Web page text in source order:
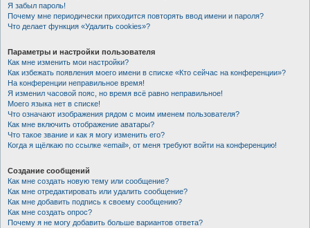
Я забыл пароль!
Почему мне периодически приходится повторять ввод имени и пароля?
Что делает функция «Удалить cookies»?
Параметры и настройки пользователя
Как мне изменить мои настройки?
Как избежать появления моего имени в списке «Кто сейчас на конференции»?
На конференции неправильное время!
Я изменил часовой пояс, но время всё равно неправильное!
Моего языка нет в списке!
Что означают изображения рядом с моим именем пользователя?
Как мне включить отображение аватары?
Что такое звание и как я могу изменить его?
Когда я щёлкаю по ссылке «email», от меня требуют войти на конференцию!
Создание сообщений
Как мне создать новую тему или сообщение?
Как мне отредактировать или удалить сообщение?
Как мне добавить подпись к своему сообщению?
Как мне создать опрос?
Почему я не могу добавить больше вариантов ответа?